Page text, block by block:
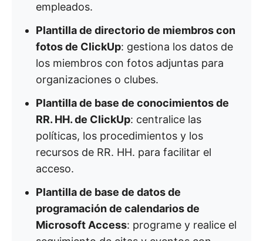
empleados. ​
Plantilla de directorio de miembros con
fotos de ClickUp: gestiona los datos de
los miembros con fotos adjuntas para
organizaciones o clubes. ​
Plantilla de base de conocimientos de
RR. HH. de ClickUp: centralice las
políticas, los procedimientos y los
recursos de RR. HH. para facilitar el
acceso. ​
Plantilla de base de datos de
programación de calendarios de
Microsoft Access: programe y realice el